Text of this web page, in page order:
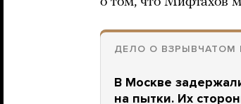
ДЕЛО О ВЗРЫВЧАТОМ
В Москве
на пытки. Их